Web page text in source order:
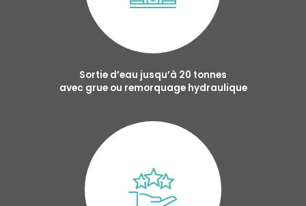
Sortie d’eau jusqu’à 20 tonnes
avec grue ou remorquage hydraulique